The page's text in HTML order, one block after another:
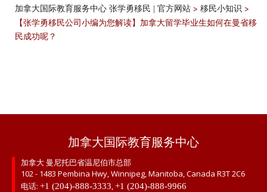
加拿大国际教育服务中心 张学勇移民 | 官方网站 > 移民小知识 >
【张学勇移民公司小编为您解读】加拿大留学毕业生如何在曼省移
民成功呢？
加拿大国际教育服务中心
加拿大 曼尼托巴省温尼伯市总部
102 - 1483 Pembina Hwy, Winnipeg, Manitoba, Canada R3T 2C6
电话: +1 (204)-888-3333,+1 (204)-888-9966